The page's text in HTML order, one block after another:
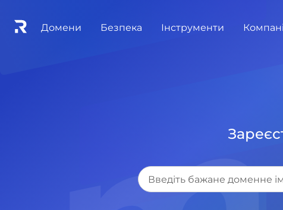
Домени Безпека Інструменти